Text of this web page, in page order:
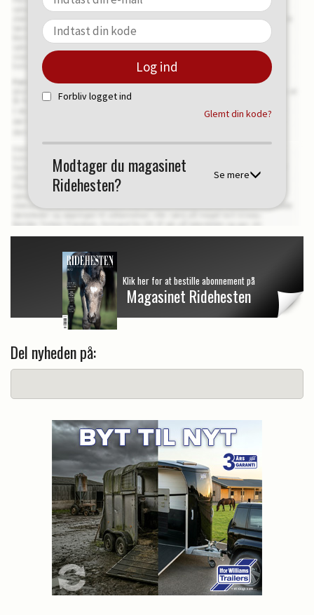
Forbliv logget ind
Glemt din kode?
Modtager du magasinet
Ridehesten?
Se mere
Klik her for at bestille abonnement på
Magasinet Ridehesten
Del nyheden på: